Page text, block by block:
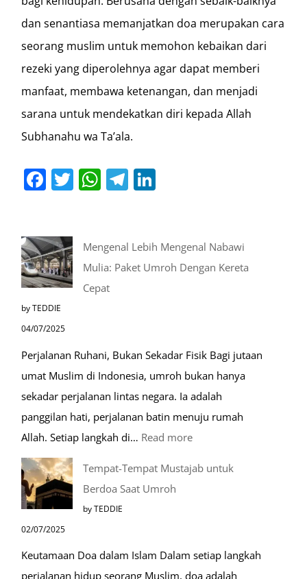
dan senantiasa memanjatkan doa merupakan cara
seorang muslim untuk memohon kebaikan dari
rezeki yang diperolehnya agar dapat memberi
manfaat, membawa ketenangan, dan menjadi
sarana untuk mendekatkan diri kepada Allah
Subhanahu wa Ta’ala.
Facebook
Twitter
WhatsApp
Telegram
Mengenal Lebih Mengenal Nabawi
Mulia: Paket Umroh Dengan Kereta
Cepat
by TEDDIE
04/07/2025
Perjalanan Ruhani, Bukan Sekadar Fisik Bagi jutaan
umat Muslim di Indonesia, umroh bukan hanya
sekadar perjalanan lintas negara. Ia adalah
panggilan hati, perjalanan batin menuju rumah
Allah. Setiap langkah di… Read more:
Paket
Tempat-Tempat Mustajab untuk
Berdoa Saat Umroh
by TEDDIE
02/07/2025
Keutamaan Doa dalam Islam Dalam setiap langkah
perjalanan hidup seorang Muslim, doa adalah